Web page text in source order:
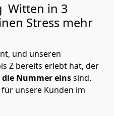
Witten in 3
Stress mehr
und unseren
Z bereits erlebt hat, der
die Nummer einssind.
unsere Kunden im